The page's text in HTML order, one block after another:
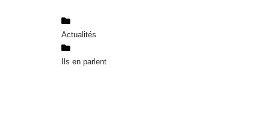
Actualités
Ils en parlent